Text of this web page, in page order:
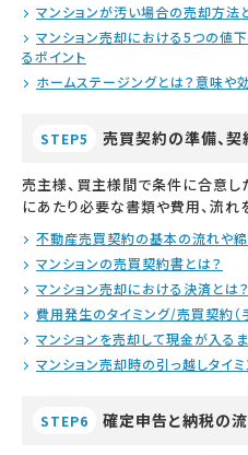
マンションが汚い場合の売却方法
マンション売却における5つの値
るポイント
ホームステージングとは？意味や
STEP5 売買契約の準備、
売主様、買主様間で条件に合意し
にあたり必要な書類や費用、流れ
不動産売買契約の基本の流れや
マンションの売買契約書とは？
マンション売却における決済とは？
費用発生のタイミング/売買契約（
マンションを売却して現金が入る
マンション売却時の引っ越しタイミ
STEP6 確定申告と納税の